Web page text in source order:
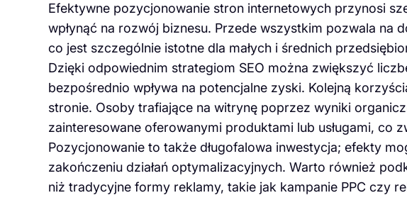
Efektywne pozycjonowanie stron internetowych przynosi
wpłynąć na rozwój biznesu. Przede wszystkim pozwala na
co jest szczególnie istotne dla małych i średnich
Dzięki odpowiednim strategiom SEO można zwiększyć
bezpośrednio wpływa na potencjalne zyski. Kolejną
stronie. Osoby trafiające na witrynę poprzez wyniki
zainteresowane oferowanymi produktami lub usługami, co
Pozycjonowanie to także długofalowa inwestycja; efekty
zakończeniu działań optymalizacyjnych. Warto również
niż tradycyjne formy reklamy, takie jak kampanie PPC czy